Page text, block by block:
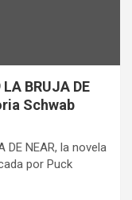
BRUJA DE
Schwab
NEAR, la novela
por Puck